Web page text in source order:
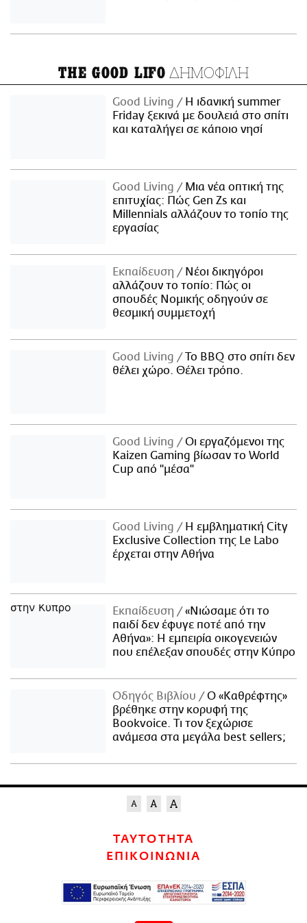
THE GOOD LIFO ΔΗΜΟΦΙΛΗ
Good Living
Η ιδανική summer
Friday ξεκινά με δουλειά στο σπίτι
και καταλήγει σε κάποιο νησί
Good Living
Μια νέα οπτική της
επιτυχίας: Πώς Gen Zs και
Millennials αλλάζουν το τοπίο της
εργασίας
Εκπαίδευση
Νέοι δικηγόροι
αλλάζουν το τοπίο: Πώς οι
σπουδές Νομικής οδηγούν σε
θεσμική συμμετοχή
Good Living
Το BBQ στο σπίτι δεν
θέλει χώρο. Θέλει τρόπο.
Good Living
Οι εργαζόμενοι της
Kaizen Gaming βίωσαν το World
Cup από "μέσα"
Good Living
Η εμβληματική City
Exclusive Collection της Le Labo
έρχεται στην Αθήνα
Εκπαίδευση
«Νιώσαμε ότι το
παιδί δεν έφυγε ποτέ από την
Αθήνα»: Η εμπειρία οικογενειών
που επέλεξαν σπουδές στην Κύπρο
Οδηγός Βιβλίου
Ο «Καθρέφτης»
βρέθηκε στην κορυφή της
Bookvoice. Τι τον ξεχώρισε
ανάμεσα στα μεγάλα best sellers;
ΤΑΥΤΟΤΗΤΑ
ΕΠΙΚΟΙΝΩΝΙΑ